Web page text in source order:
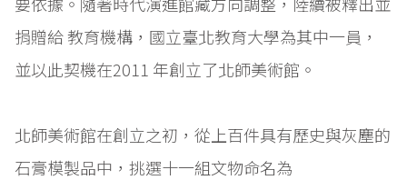
捐贈給 教育機構，國立臺北教育大學為其中一員，
並以此契機在2011 年創立了北師美術館。
北師美術館在創立之初，從上百件具有歷史與灰塵的
石膏模製品中，挑選十一組文物命名為